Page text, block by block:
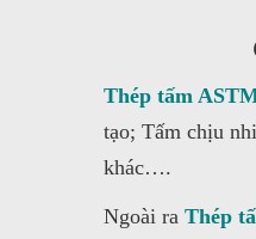
Thép tấm
tạo; Tấm chịu
khác….
Ngoài ra Thép